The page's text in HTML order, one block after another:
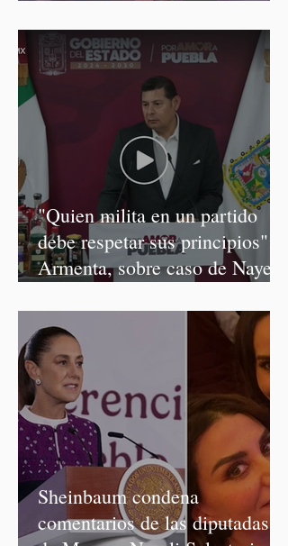
"Quien milita en un partido
debe respetar sus principios":
Armenta, sobre caso de Nayeli
Sheinbaum condena
comentarios de las diputadas